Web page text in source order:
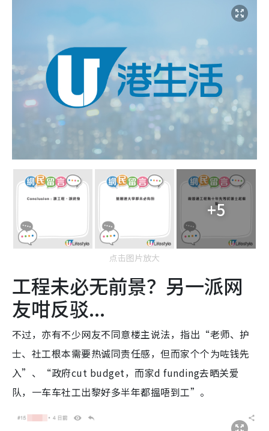
+5
点击图片放大
工程未必无前景？另一派网
友咁反驳...
不过，亦有不少网友不同意楼主说法，指出“老师、护
士、社工根本需要热诚同责任感，但而家个个为咗钱先
入”、“政府cut budget，而家d funding去晒关爱
队，一车车社工出黎好多半年都搵唔到工”。